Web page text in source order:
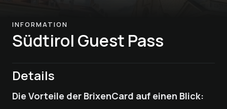
INFORMATION
Südtirol Guest Pass
Details
Die Vorteile der BrixenCard auf einen Blick: